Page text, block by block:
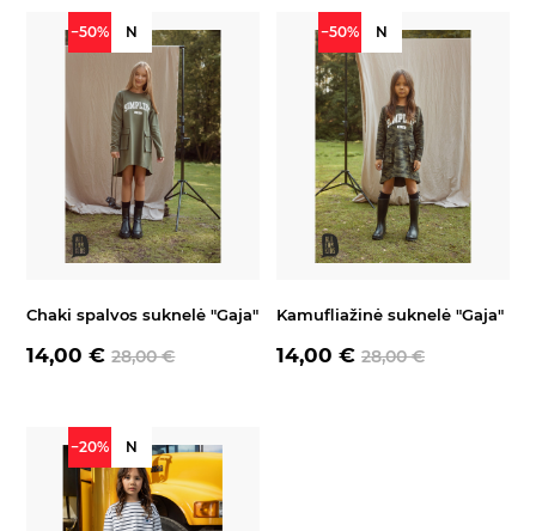
−50% N
Chaki spalvos suknelė "Gaja"
14,00 €28,00 €
−50% N
Kamufliažinė suknelė "Gaja"
14,00 € 28,00 €
−20% N